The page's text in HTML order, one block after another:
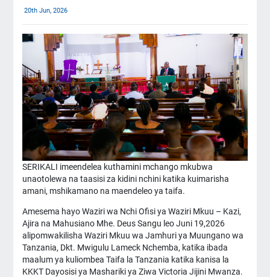
20th Jun, 2026
SERIKALI imeendelea kuthamini mchango mkubwa
unaotolewa na taasisi za kidini nchini katika kuimarisha
amani, mshikamano na maendeleo ya taifa.
Amesema hayo Waziri wa Nchi Ofisi ya Waziri Mkuu – Kazi,
Ajira na Mahusiano Mhe. Deus Sangu leo Juni 19,2026
alipomwakilisha Waziri Mkuu wa Jamhuri ya Muungano wa
Tanzania, Dkt. Mwigulu Lameck Nchemba, katika ibada
maalum ya kuliombea Taifa la Tanzania katika kanisa la
KKKT Dayosisi ya Mashariki ya Ziwa Victoria Jijini Mwanza.